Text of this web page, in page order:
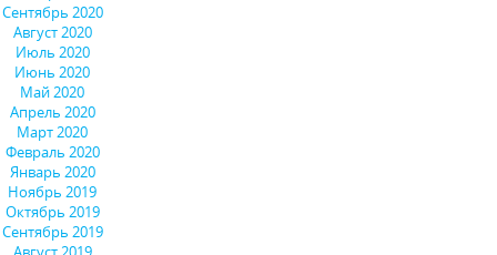
Сентябрь 2020
Август 2020
Июль 2020
Июнь 2020
Май 2020
Апрель 2020
Март 2020
Февраль 2020
Январь 2020
Ноябрь 2019
Октябрь 2019
Сентябрь 2019